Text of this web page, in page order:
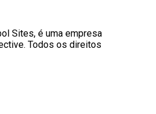
Sites, é uma empresa
Todos os direitos